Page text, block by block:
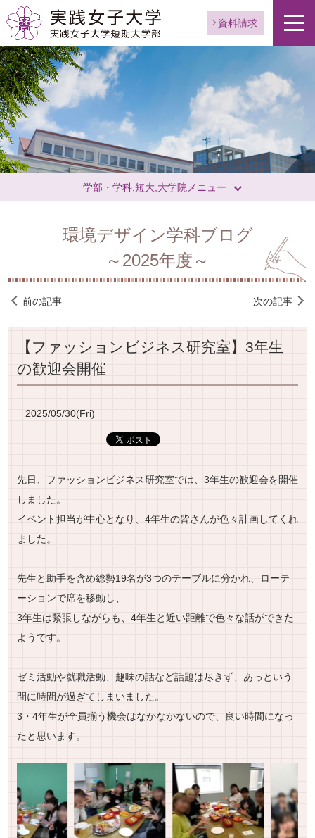
資料請求
学部・学科,短大,大学院メニュー
環境デザイン学科ブログ
～2025年度～
前の記事 次の記事
【ファッションビジネス研究室】3年生
の歓迎会開催
2025/05/30(Fri)
先日、ファッションビジネス研究室では、3年生の歓迎会を開催
しました。
イベント担当が中心となり、4年生の皆さんが色々計画してくれ
ました。
先生と助手を含め総勢19名が3つのテーブルに分かれ、ローテ
ーションで席を移動し、
3年生は緊張しながらも、4年生と近い距離で色々な話ができた
ようです。
ゼミ活動や就職活動、趣味の話など話題は尽きず、あっという
間に時間が過ぎてしまいました。
3・4年生が全員揃う機会はなかなかないので、良い時間になっ
たと思います。